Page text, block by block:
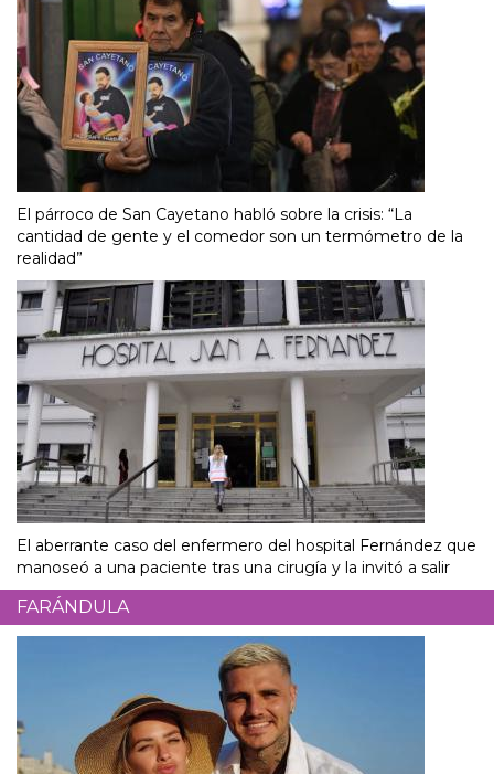
El párroco de San Cayetano habló sobre la crisis: “La
cantidad de gente y el comedor son un termómetro de la
realidad”
El aberrante caso del enfermero del hospital Fernández que
manoseó a una paciente tras una cirugía y la invitó a salir
FARÁNDULA